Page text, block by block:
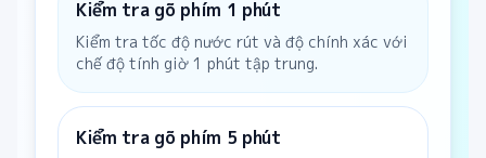
Kiểm tra gõ phím 1 phút
Kiểm tra tốc độ nước rút và độ chính xác với
chế độ tính giờ 1 phút tập trung.
Kiểm tra gõ phím 5 phút